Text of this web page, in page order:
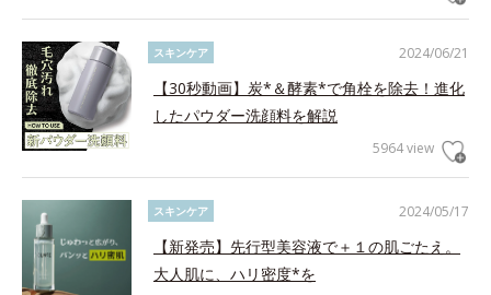
2024/06/21
スキンケア
【30秒動画】炭*＆酵素*で角栓を除去！進化
したパウダー洗顔料を解説
5964 view
2024/05/17
スキンケア
【新発売】先行型美容液で＋１の肌ごたえ。
大人肌に、ハリ密度*を